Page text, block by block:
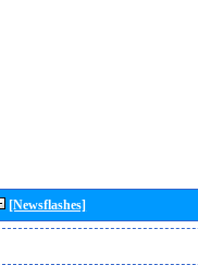
[Newsflashes]